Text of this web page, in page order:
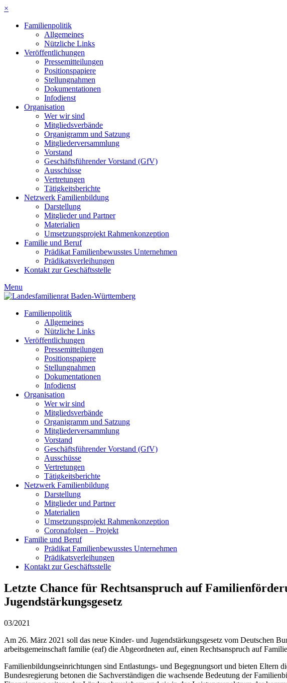
×
Familienpolitik
Allgemeines
Nützliche Links
Veröffentlichungen
Pressemitteilungen
Positionspapiere
Stellungnahmen
Dokumentationen
Infodienst
Organisation
Wer wir sind
Mitgliedsverbände
Organigramm und Satzung
Mitgliederversammlung
Vorstand
Geschäftsführender Vorstand (GfV)
Ausschüsse
Vertretungen
Tätigkeitsberichte
Netzwerk Familienbildung
Darstellung
Mitglieder und Partner
Materialien
Umsetzungsprojekt Rahmenkonzeption
Familie und Beruf
Prädikat Familienbewusstes Unternehmen
Prädikatsverleihungen
Kontakt zur Geschäftsstelle
Menu
Familienpolitik
Allgemeines
Nützliche Links
Veröffentlichungen
Pressemitteilungen
Positionspapiere
Stellungnahmen
Dokumentationen
Infodienst
Organisation
Wer wir sind
Mitgliedsverbände
Organigramm und Satzung
Mitgliederversammlung
Vorstand
Geschäftsführender Vorstand (GfV)
Ausschüsse
Vertretungen
Tätigkeitsberichte
Netzwerk Familienbildung
Darstellung
Mitglieder und Partner
Materialien
Umsetzungsprojekt Rahmenkonzeption
Coronafolgen – Projekt
Familie und Beruf
Prädikat Familienbewusstes Unternehmen
Prädikatsverleihungen
Kontakt zur Geschäftsstelle
Letzte Chance für Rechtsanspruch auf
Jugendstärkungsgesetz
03/2021
Am 26. März 2021 soll das neue Kinder- und Jugendstärkungsgesetz vom Deutschen
arbeitsgemeinschaft familie (eaf) die Abgeordneten auf, einen Rechtsanspruch auf
Familienbildungseinrichtungen sind Entlastungs- und Begegnungsort und bieten
Bundesregierung betonen die Sachverständigen die wachsende Bedeutung der